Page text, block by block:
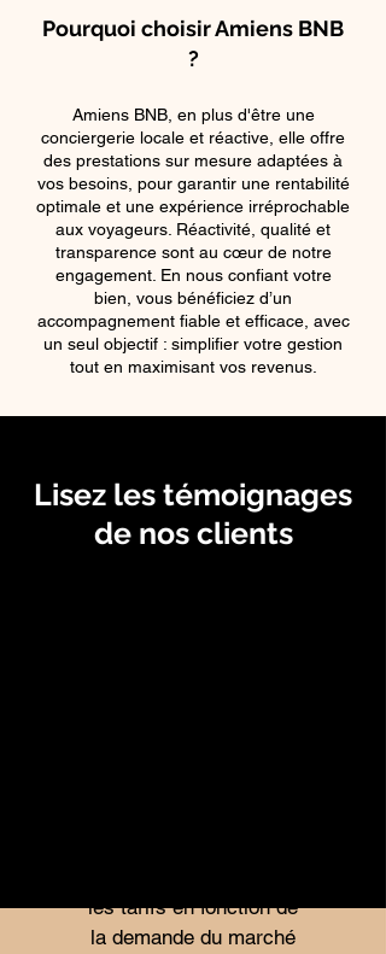
Pourquoi choisir Amiens BNB
?
Amiens BNB, en plus d'être une
conciergerie locale et réactive, elle offre
des prestations sur mesure adaptées à
vos besoins, pour garantir une rentabilité
optimale et une expérience irréprochable
aux voyageurs. Réactivité, qualité et
transparence sont au cœur de notre
engagement. En nous confiant votre
bien, vous bénéficiez d’un
accompagnement fiable et efficace, avec
un seul objectif : simplifier votre gestion
tout en maximisant vos revenus.
Lisez les témoignages
de nos clients
les tarifs en fonction de
la demande du marché